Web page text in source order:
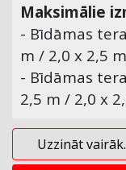
Maksimālie
- Bīdāmas
m / 2,0 x 2,5 m
- Bīdāmas
2,5 m / 2,0 x
Uzzināt